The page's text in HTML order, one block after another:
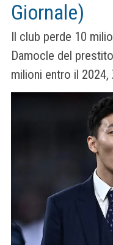
Giornale)
Il club perde 10
Damocle del
milioni entro il 2024,